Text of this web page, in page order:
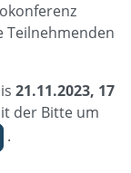
Teilnehmenden
21.11.2023, 17
der Bitte um
.